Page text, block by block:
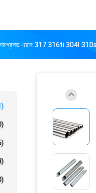
এয়ার 317 316ti 304l 310s